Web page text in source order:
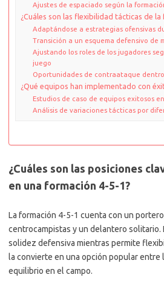
Ajustes de espaciado según la
¿Cuáles son las flexibilidad tácticas de
Adaptándose a estrategias ofensivas
Transición a un esquema defensivo de
Ajustando los roles de los jugadores
juego
Oportunidades de contraataque
¿Qué equipos han implementado con
Estudios de caso de equipos exitosos en
Análisis de variaciones tácticas por
¿Cuáles son las posiciones
en una formación 4-5-1?
La formación 4-5-1 cuenta con un
centrocampistas y un delantero solitario.
solidez defensiva mientras permite
la convierte en una opción popular entre
equilibrio en el campo.